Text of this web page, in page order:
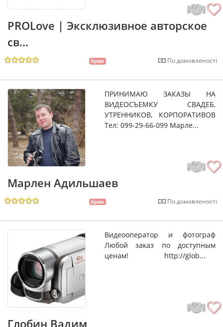
PROLove | Эксклюзивное авторское
св...
Крим По домовленості
ПРИНИМАЮ ЗАКАЗЫ НА
ВИДЕОСЪЕМКУ СВАДЕБ,
УТРЕННИКОВ, КОРПОРАТИВОВ
Тел: 099-29-66-099 Марле...
Марлен Адильшаев
Крим По домовленості
Видеооператор и фотограф
Любой заказ по доступным
ценам! http://glob...
Глобин Вадим